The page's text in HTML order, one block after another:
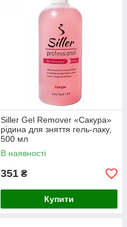
Siller Gel Remover «Сакура»
рідина для зняття гель-лаку,
500 мл
В наявності
351 ₴
Купити